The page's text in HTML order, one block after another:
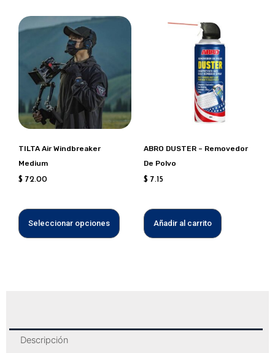
TILTA Air Windbreaker
Medium
$ 72.00
Seleccionar opciones
Este
Las
opciones
se
de
producto
ABRO DUSTER – Removedor
De Polvo
$ 7.15
Añadir al carrito
Descripción